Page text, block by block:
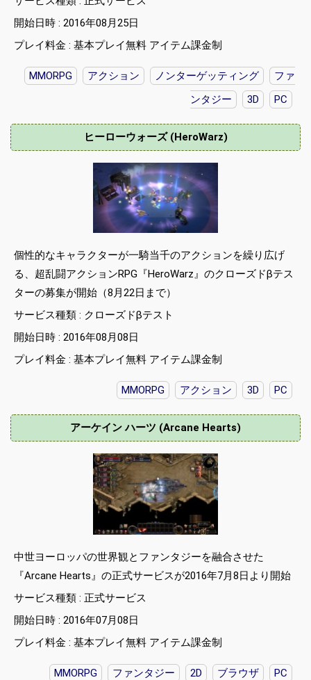
開始日時 : 2016年08月25日
プレイ料金 : 基本プレイ無料 アイテム課金制
MMORPG アクション ノンターゲッティング
ファ
ンタジー
3D PC
ヒーローウォーズ (HeroWarz)
個性的なキャラクターが一騎当千のアクションを繰り広げ
る、超乱闘アクションRPG『HeroWarz』のクローズドβテス
ターの募集が開始（8月22日まで）
サービス種類 : クローズドβテスト
開始日時 : 2016年08月08日
プレイ料金 : 基本プレイ無料 アイテム課金制
MMORPG アクション 3D PC
アーケイン ハーツ (Arcane Hearts)
中世ヨーロッパの世界観とファンタジーを融合させた
『Arcane Hearts』の正式サービスが2016年7月8日より開始
サービス種類 : 正式サービス
開始日時 : 2016年07月08日
プレイ料金 : 基本プレイ無料 アイテム課金制
MMORPG ファンタジー 2D ブラウザ PC